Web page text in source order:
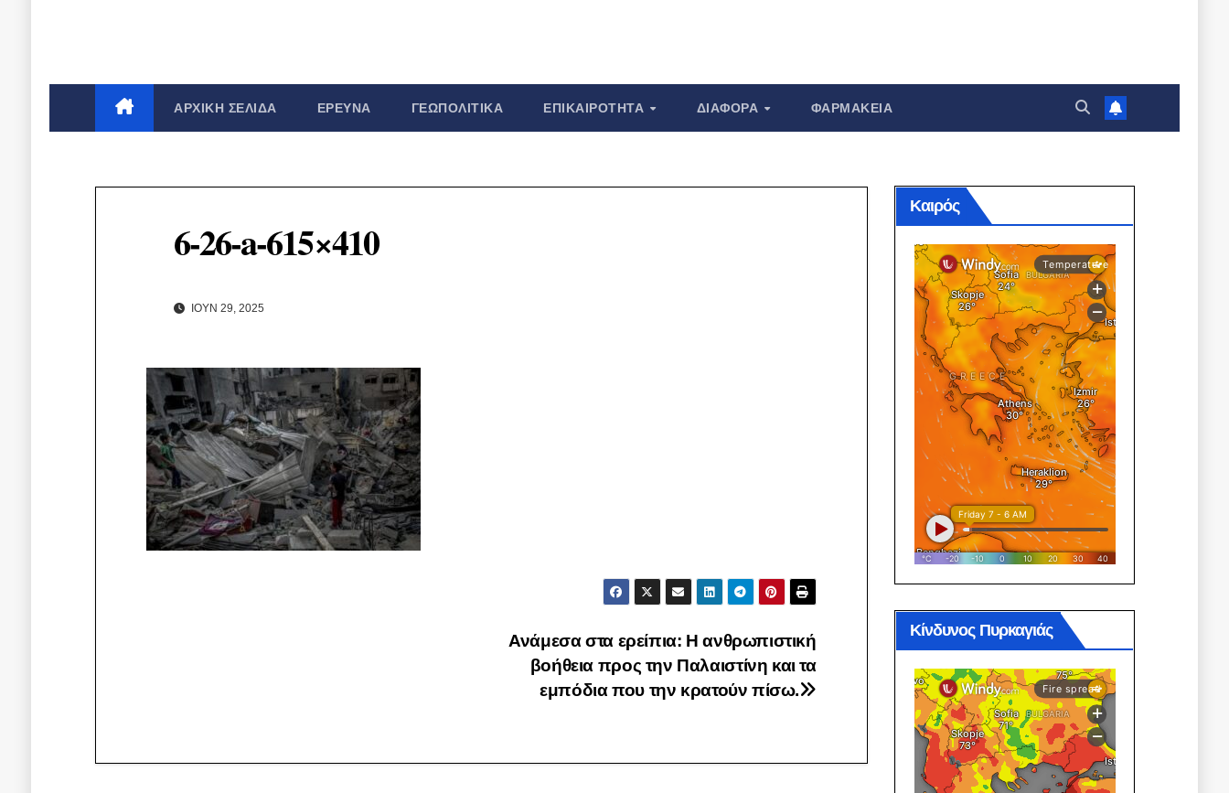
ΑΡΧΙΚΉ ΣΕΛΊΔΑ ΈΡΕΥΝΑ ΓΕΩΠΟΛΙΤΙΚΆ ΕΠΙΚΑΙΡΌΤΗΤΑ ΔΙΆΦΟΡΑ ΦΑΡΜΑΚΕΊΑ
6-26-a-615×410
ΙΟΎΝ 29, 2025
Ανάμεσα στα ερείπια: Η ανθρωπιστική
βοήθεια προς την Παλαιστίνη και τα
εμπόδια που την κρατούν πίσω.
Καιρός
Κίνδυνος Πυρκαγιάς